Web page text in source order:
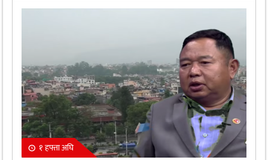
१ हफ्ता अघि